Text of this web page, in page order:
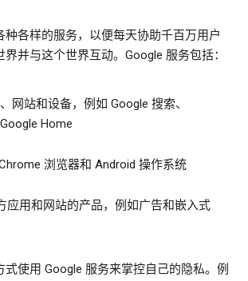
种各样的服务，以便每天协助千百万用户
并与这个世界互动。Google 服务包括：
网站和设备，例如 Google 搜索、
Home
浏览器和 Android 操作系统
应用和网站的产品，例如广告和嵌入式
式使用 Google 服务来掌控自己的隐私。例